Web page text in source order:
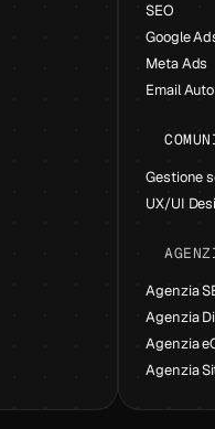
SEO
Google
Meta Ads
Email
Gestione
UX/UI
Agenzia
Agenzia
Agenzia
Agenzia